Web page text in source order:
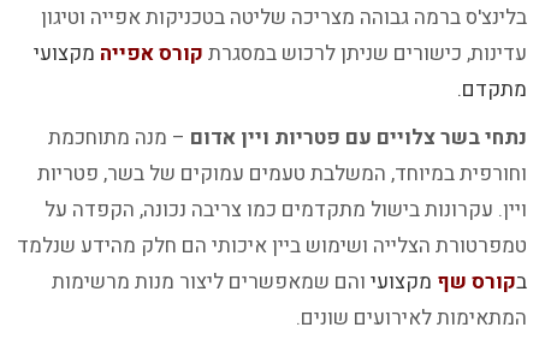
בלינצ'ס ברמה גבוהה מצריכה שליטה בטכניקות אפייה וטיגון
עדינות, כישורים שניתן לרכוש במסגרת קורס אפייה מקצועי
מתקדם.
נתחי בשר צלויים עם פטריות ויין אדום – מנה מתוחכמת
וחורפית במיוחד, המשלבת טעמים עמוקים של בשר, פטריות
ויין. עקרונות בישול מתקדמים כמו צריבה נכונה, הקפדה על
טמפרטורת הצלייה ושימוש ביין איכותי הם חלק מהידע שנלמד
בקורס שף מקצועי והם שמאפשרים ליצור מנות מרשימות
המתאימות לאירועים שונים.